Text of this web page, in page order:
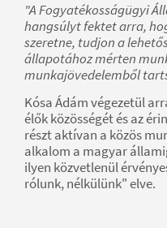
"A Fogyatékosságügyi
hangsúlyt fektet arra,
szeretne, tudjon a
állapotához mérten
munkajövedelemből
Kósa Ádám végezetül
élők közösségét és az
részt aktívan a közös
alkalom a magyar
ilyen közvetlenül
rólunk, nélkülünk" elve.